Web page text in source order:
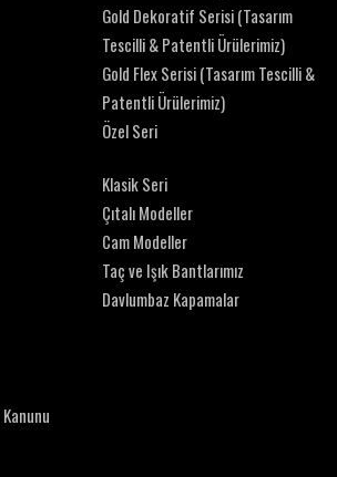
Gold Dekoratif Serisi (Tasarım
Tescilli & Patentli Ürülerimiz)
Gold Flex Serisi (Tasarım Tescilli &
Patentli Ürülerimiz)
Özel Seri
Klasik Seri
Çıtalı Modeller
Cam Modeller
Taç ve Işık Bantlarımız
Davlumbaz Kapamalar